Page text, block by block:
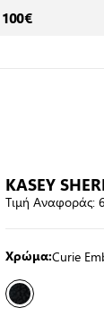
KASEY
Τιμή Αναφοράς:
Χρώμα:Curie